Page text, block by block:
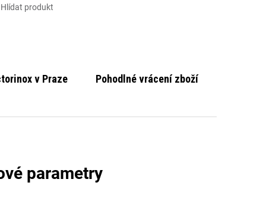
Hlídat produkt
v Praze Pohodlné vrácení zboží
parametry